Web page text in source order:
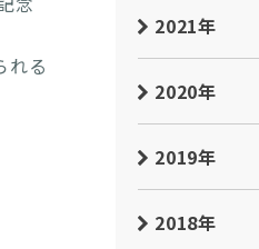
れる
2021年
2020年
2019年
2018年